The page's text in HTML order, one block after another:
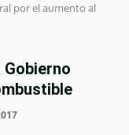
por el aumento al